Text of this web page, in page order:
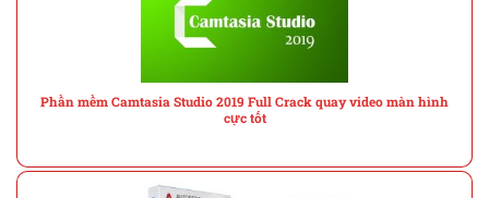
Phần mềm Camtasia Studio 2019 Full Crack quay video màn hình
cực tốt